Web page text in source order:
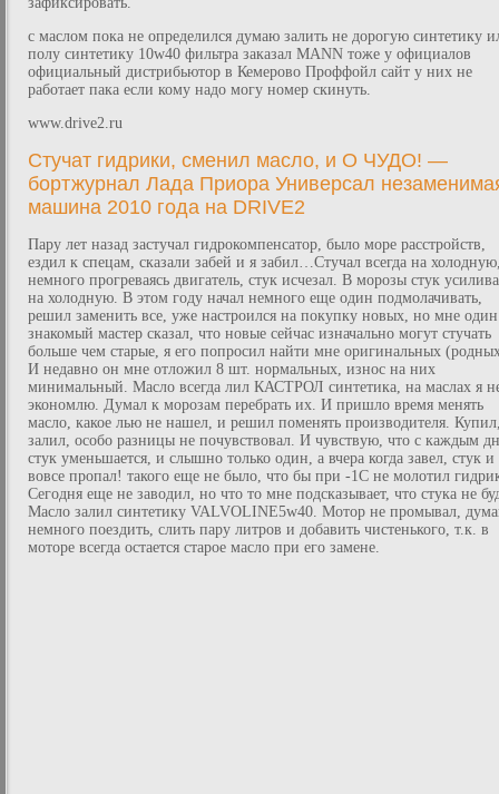
с маслом пока не определился думаю залить не дорогую синтетику
полу синтетику 10w40 фильтра заказал MANN тоже у официалов
официальный дистрибьютор в Кемерово Проффойл сайт у них не
работает пака если кому надо могу номер скинуть.
www.drive2.ru
Стучат гидрики, сменил масло, и О ЧУДО! —
бортжурнал Лада Приора Универсал
машина 2010 года на DRIVE2
Пару лет назад застучал гидрокомпенсатор, было море расстройств,
ездил к спецам, сказали забей и я забил…Стучал всегда на
немного прогреваясь двигатель, стук исчезал. В морозы стук
на холодную. В этом году начал немного еще один подмолачивать,
решил заменить все, уже настроился на покупку новых, но мне один
знакомый мастер сказал, что новые сейчас изначально могут стучать
больше чем старые, я его попросил найти мне оригинальных
И недавно он мне отложил 8 шт. нормальных, износ на них
минимальный. Масло всегда лил КАСТРОЛ синтетика, на маслах я
экономлю. Думал к морозам перебрать их. И пришло время менять
масло, какое лью не нашел, и решил поменять производителя.
залил, особо разницы не почувствовал. И чувствую, что с каждым
стук уменьшается, и слышно только один, а вчера когда завел, стук и
вовсе пропал! такого еще не было, что бы при -1С не молотил
Сегодня еще не заводил, но что то мне подсказывает, что стука не
Масло залил синтетику VALVOLINE5w40. Мотор не промывал,
немного поездить, слить пару литров и добавить чистенького, т.к. в
моторе всегда остается старое масло при его замене.